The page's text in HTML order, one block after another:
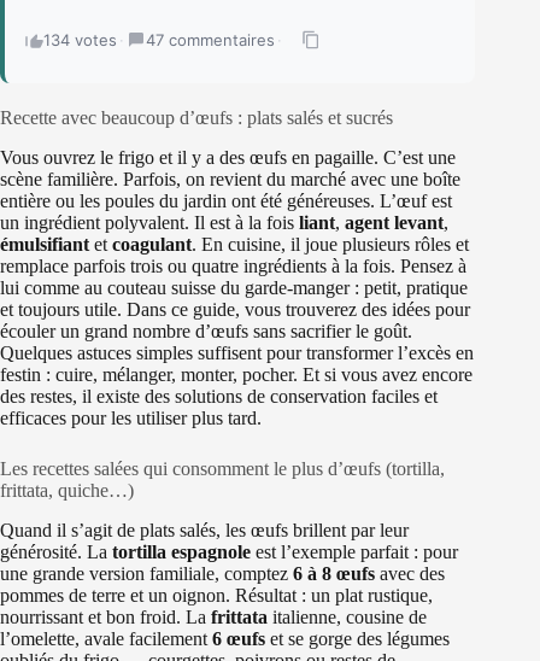
134 votes · 47 commentaires ·
Recette avec beaucoup d’œufs : plats salés et sucrés
Vous ouvrez le frigo et il y a des œufs en pagaille. C’est une
scène familière. Parfois, on revient du marché avec une boîte
entière ou les poules du jardin ont été généreuses. L’œuf est
un ingrédient polyvalent. Il est à la fois liant, agent levant,
émulsifiant et coagulant. En cuisine, il joue plusieurs rôles et
remplace parfois trois ou quatre ingrédients à la fois. Pensez à
lui comme au couteau suisse du garde-manger : petit, pratique
et toujours utile. Dans ce guide, vous trouverez des idées pour
écouler un grand nombre d’œufs sans sacrifier le goût.
Quelques astuces simples suffisent pour transformer l’excès en
festin : cuire, mélanger, monter, pocher. Et si vous avez encore
des restes, il existe des solutions de conservation faciles et
efficaces pour les utiliser plus tard.
Les recettes salées qui consomment le plus d’œufs (tortilla,
frittata, quiche…)
Quand il s’agit de plats salés, les œufs brillent par leur
générosité. La tortilla espagnole est l’exemple parfait : pour
une grande version familiale, comptez 6 à 8 œufs avec des
pommes de terre et un oignon. Résultat : un plat rustique,
nourrissant et bon froid. La frittata italienne, cousine de
l’omelette, avale facilement 6 œufs et se gorge des légumes